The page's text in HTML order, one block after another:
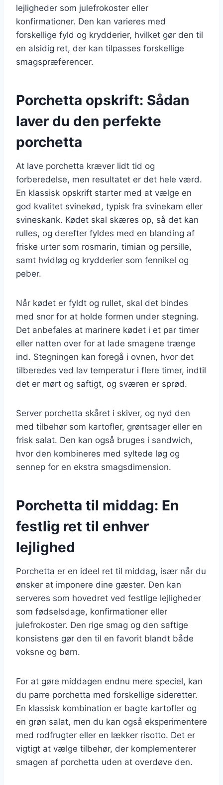
lejligheder som julefrokoster eller
konfirmationer. Den kan varieres med
forskellige fyld og krydderier, hvilket gør den til
en alsidig ret, der kan tilpasses forskellige
smagspræferencer.
Porchetta opskrift: Sådan
laver du den perfekte
porchetta
At lave porchetta kræver lidt tid og
forberedelse, men resultatet er det hele værd.
En klassisk opskrift starter med at vælge en
god kvalitet svinekød, typisk fra svinekam eller
svineskank. Kødet skal skæres op, så det kan
rulles, og derefter fyldes med en blanding af
friske urter som rosmarin, timian og persille,
samt hvidløg og krydderier som fennikel og
peber.
Når kødet er fyldt og rullet, skal det bindes
med snor for at holde formen under stegning.
Det anbefales at marinere kødet i et par timer
eller natten over for at lade smagene trænge
ind. Stegningen kan foregå i ovnen, hvor det
tilberedes ved lav temperatur i flere timer, indtil
det er mørt og saftigt, og sværen er sprød.
Server porchetta skåret i skiver, og nyd den
med tilbehør som kartofler, grøntsager eller en
frisk salat. Den kan også bruges i sandwich,
hvor den kombineres med syltede løg og
sennep for en ekstra smagsdimension.
Porchetta til middag: En
festlig ret til enhver
lejlighed
Porchetta er en ideel ret til middag, især når du
ønsker at imponere dine gæster. Den kan
serveres som hovedret ved festlige lejligheder
som fødselsdage, konfirmationer eller
julefrokoster. Den rige smag og den saftige
konsistens gør den til en favorit blandt både
voksne og børn.
For at gøre middagen endnu mere speciel, kan
du parre porchetta med forskellige sideretter.
En klassisk kombination er bagte kartofler og
en grøn salat, men du kan også eksperimentere
med rodfrugter eller en lækker risotto. Det er
vigtigt at vælge tilbehør, der komplementerer
smagen af porchetta uden at overdøve den.